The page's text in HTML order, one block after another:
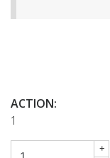
ACTION:
1
+